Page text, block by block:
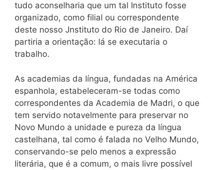
tudo aconselharia que um tal Instituto fosse
organizado, como filial ou correspondente
deste nosso Jnstituto do Rio de Janeiro. Daí
partiria a orientação: lá se executaria o
trabalho.
As academias da língua, fundadas na América
espanhola, estabeleceram-se todas como
correspondentes da Academia de Madri, o que
tem servido notavelmente para preservar no
Novo Mundo a unidade e pureza da língua
castelhana, tal como é falada no Velho Mundo,
conservando-se pelo menos a expressão
literária, que é a comum, o mais livre possível